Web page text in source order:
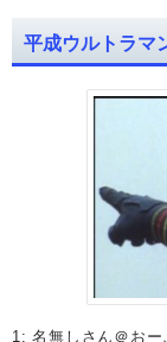
平成ウルトラマ
1: 名無しさん＠お